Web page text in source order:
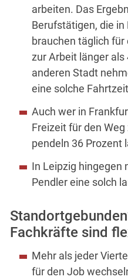
arbeiten. Das
Berufstätigen, die
brauchen täglich
zur Arbeit länger
anderen Stadt
eine solche
Auch wer in
Freizeit für den
pendeln 36 Prozent
In Leipzig hingegen
Pendler eine solch
Fachkräfte sind
Mehr als jeder
für den Job